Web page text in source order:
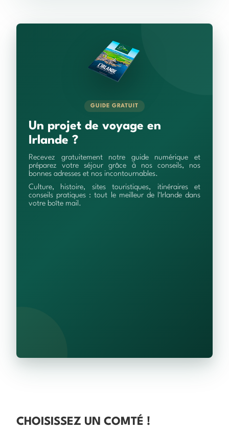
GUIDE GRATUIT
Un projet de voyage en
Irlande ?
Recevez gratuitement notre guide numérique et
préparez votre séjour grâce à nos conseils, nos
bonnes adresses et nos incontournables.
Culture, histoire, sites touristiques, itinéraires et
conseils pratiques : tout le meilleur de l'Irlande dans
votre boîte mail.
CHOISISSEZ UN COMTÉ !